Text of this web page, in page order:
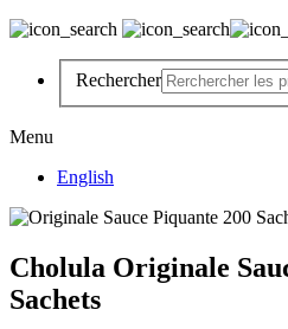
Rechercher
Menu
English
Cholula Originale
Sachets